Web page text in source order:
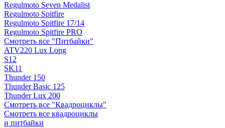
Regulmoto Seven Medalist
Regulmoto Spitfire
Regulmoto Spitfire 17/14
Regulmoto Spitfire PRO
Смотреть все "Питбайки"
ATV220 Lux Long
S12
SK11
Thunder 150
Thunder Basic 125
Thunder Lux 200
Смотреть все "Квадроциклы"
Смотреть все квадроциклы
и питбайки